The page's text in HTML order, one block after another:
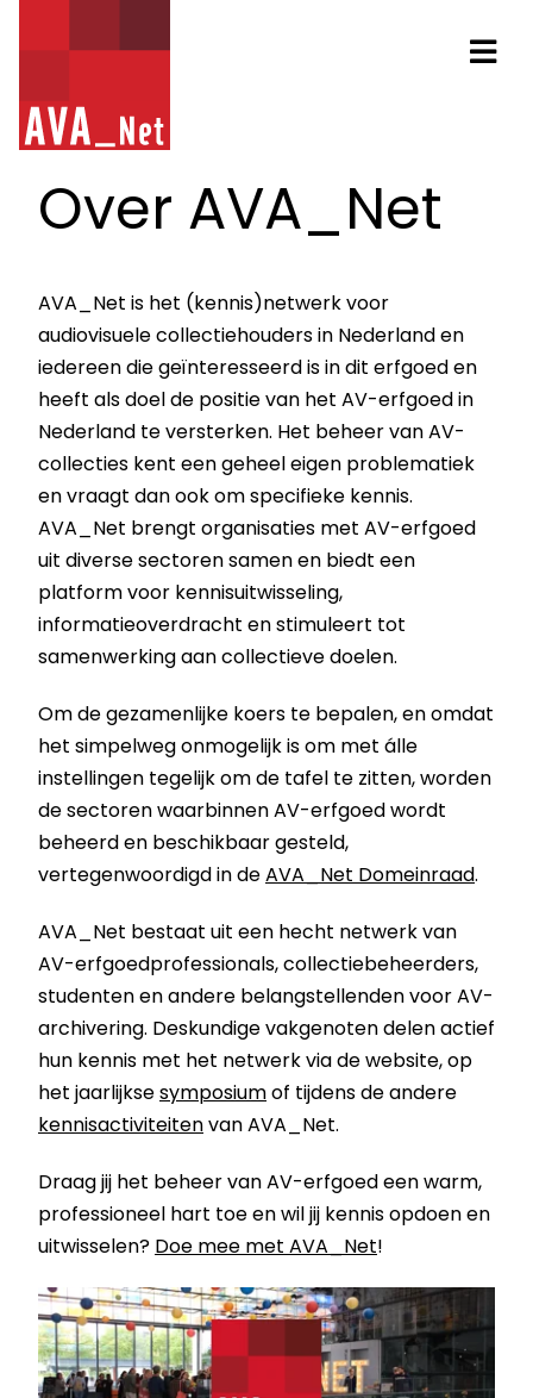
AVA_NET
Over AVA_Net
AVA_Net is het (kennis)netwerk voor
audiovisuele collectiehouders in Nederland en
iedereen die geïnteresseerd is in dit erfgoed en
heeft als doel de positie van het AV-erfgoed in
Nederland te versterken. Het beheer van AV-
collecties kent een geheel eigen problematiek
en vraagt dan ook om specifieke kennis.
AVA_Net brengt organisaties met AV-erfgoed
uit diverse sectoren samen en biedt een
platform voor kennisuitwisseling,
informatieoverdracht en stimuleert tot
samenwerking aan collectieve doelen.
Om de gezamenlijke koers te bepalen, en omdat
het simpelweg onmogelijk is om met álle
instellingen tegelijk om de tafel te zitten, worden
de sectoren waarbinnen AV-erfgoed wordt
beheerd en beschikbaar gesteld,
vertegenwoordigd in deAVA_Net Domeinraad.
AVA_Net bestaat uit een hecht netwerk van
AV-erfgoedprofessionals, collectiebeheerders,
studenten en andere belangstellenden voor AV-
archivering. Deskundige vakgenoten delen actief
hun kennis met het netwerk via de website, op
het jaarlijksesymposiumof tijdens de andere
kennisactiviteitenvan AVA_Net.
Draag jij het beheer van AV-erfgoed een warm,
professioneel hart toe en wil jij kennis opdoen en
uitwisselen? Doe mee met AVA_Net!